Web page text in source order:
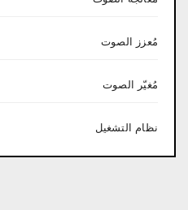
مُعزز الصوت
مُغيّر الصوت
نظام التشغيل